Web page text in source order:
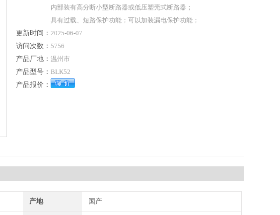
内部装有高分断小型断路器或低压塑壳式断路器；
具有过载、短路保护功能；可以加装漏电保护功能；
更新时间： 2025-06-07
访问次数： 5756
产品厂地： 温州市
产品型号： BLK52
产品报价：
产地 国产